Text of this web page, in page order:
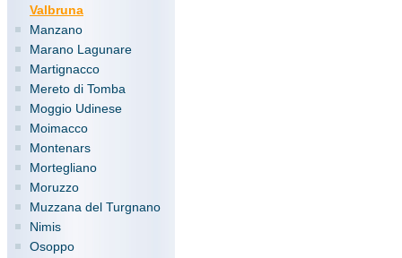
Valbruna
Manzano
Marano Lagunare
Martignacco
Mereto di Tomba
Moggio Udinese
Moimacco
Montenars
Mortegliano
Moruzzo
Muzzana del Turgnano
Nimis
Osoppo